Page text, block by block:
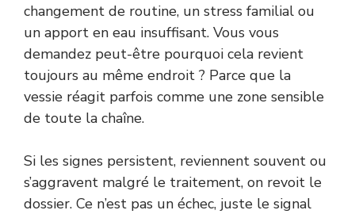
changement de routine, un stress familial ou
un apport en eau insuffisant. Vous vous
demandez peut-être pourquoi cela revient
toujours au même endroit ? Parce que la
vessie réagit parfois comme une zone sensible
de toute la chaîne.
Si les signes persistent, reviennent souvent ou
s’aggravent malgré le traitement, on revoit le
dossier. Ce n’est pas un échec, juste le signal